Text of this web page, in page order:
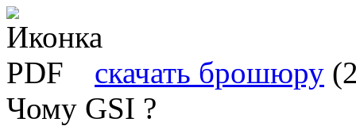
скачать брошюру
Чому GSI ?